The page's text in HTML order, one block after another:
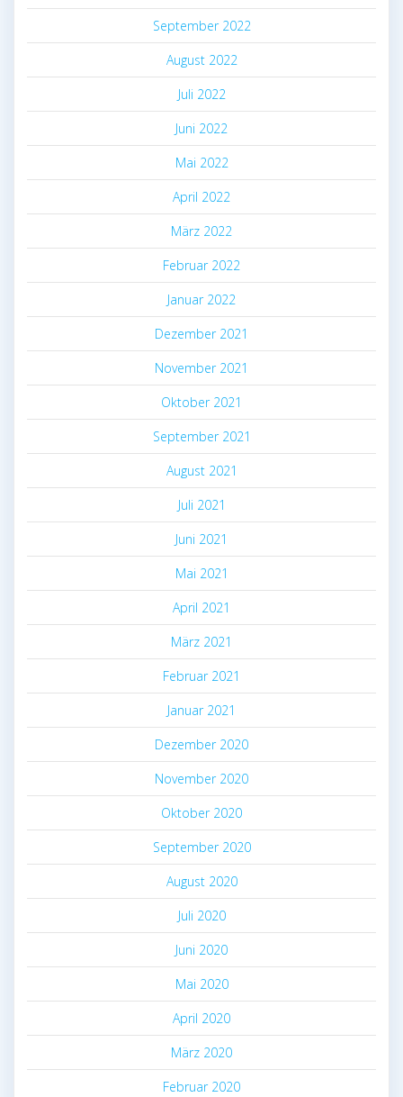
September 2022
August 2022
Juli 2022
Juni 2022
Mai 2022
April 2022
März 2022
Februar 2022
Januar 2022
Dezember 2021
November 2021
Oktober 2021
September 2021
August 2021
Juli 2021
Juni 2021
Mai 2021
April 2021
März 2021
Februar 2021
Januar 2021
Dezember 2020
November 2020
Oktober 2020
September 2020
August 2020
Juli 2020
Juni 2020
Mai 2020
April 2020
März 2020
Februar 2020